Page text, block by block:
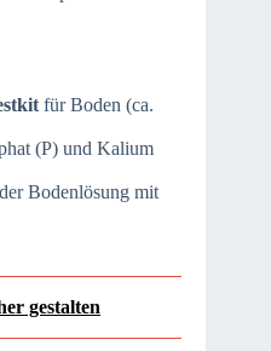
für Boden (ca.
(P) und Kalium
Bodenlösung mit
gestalten